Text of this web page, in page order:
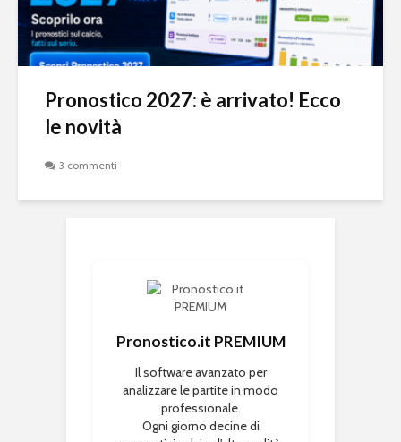
Pronostico 2027: è arrivato! Ecco
le novità
3 commenti
Pronostico.it PREMIUM
Il software avanzato per
analizzare le partite in modo
professionale.
Ogni giorno decine di